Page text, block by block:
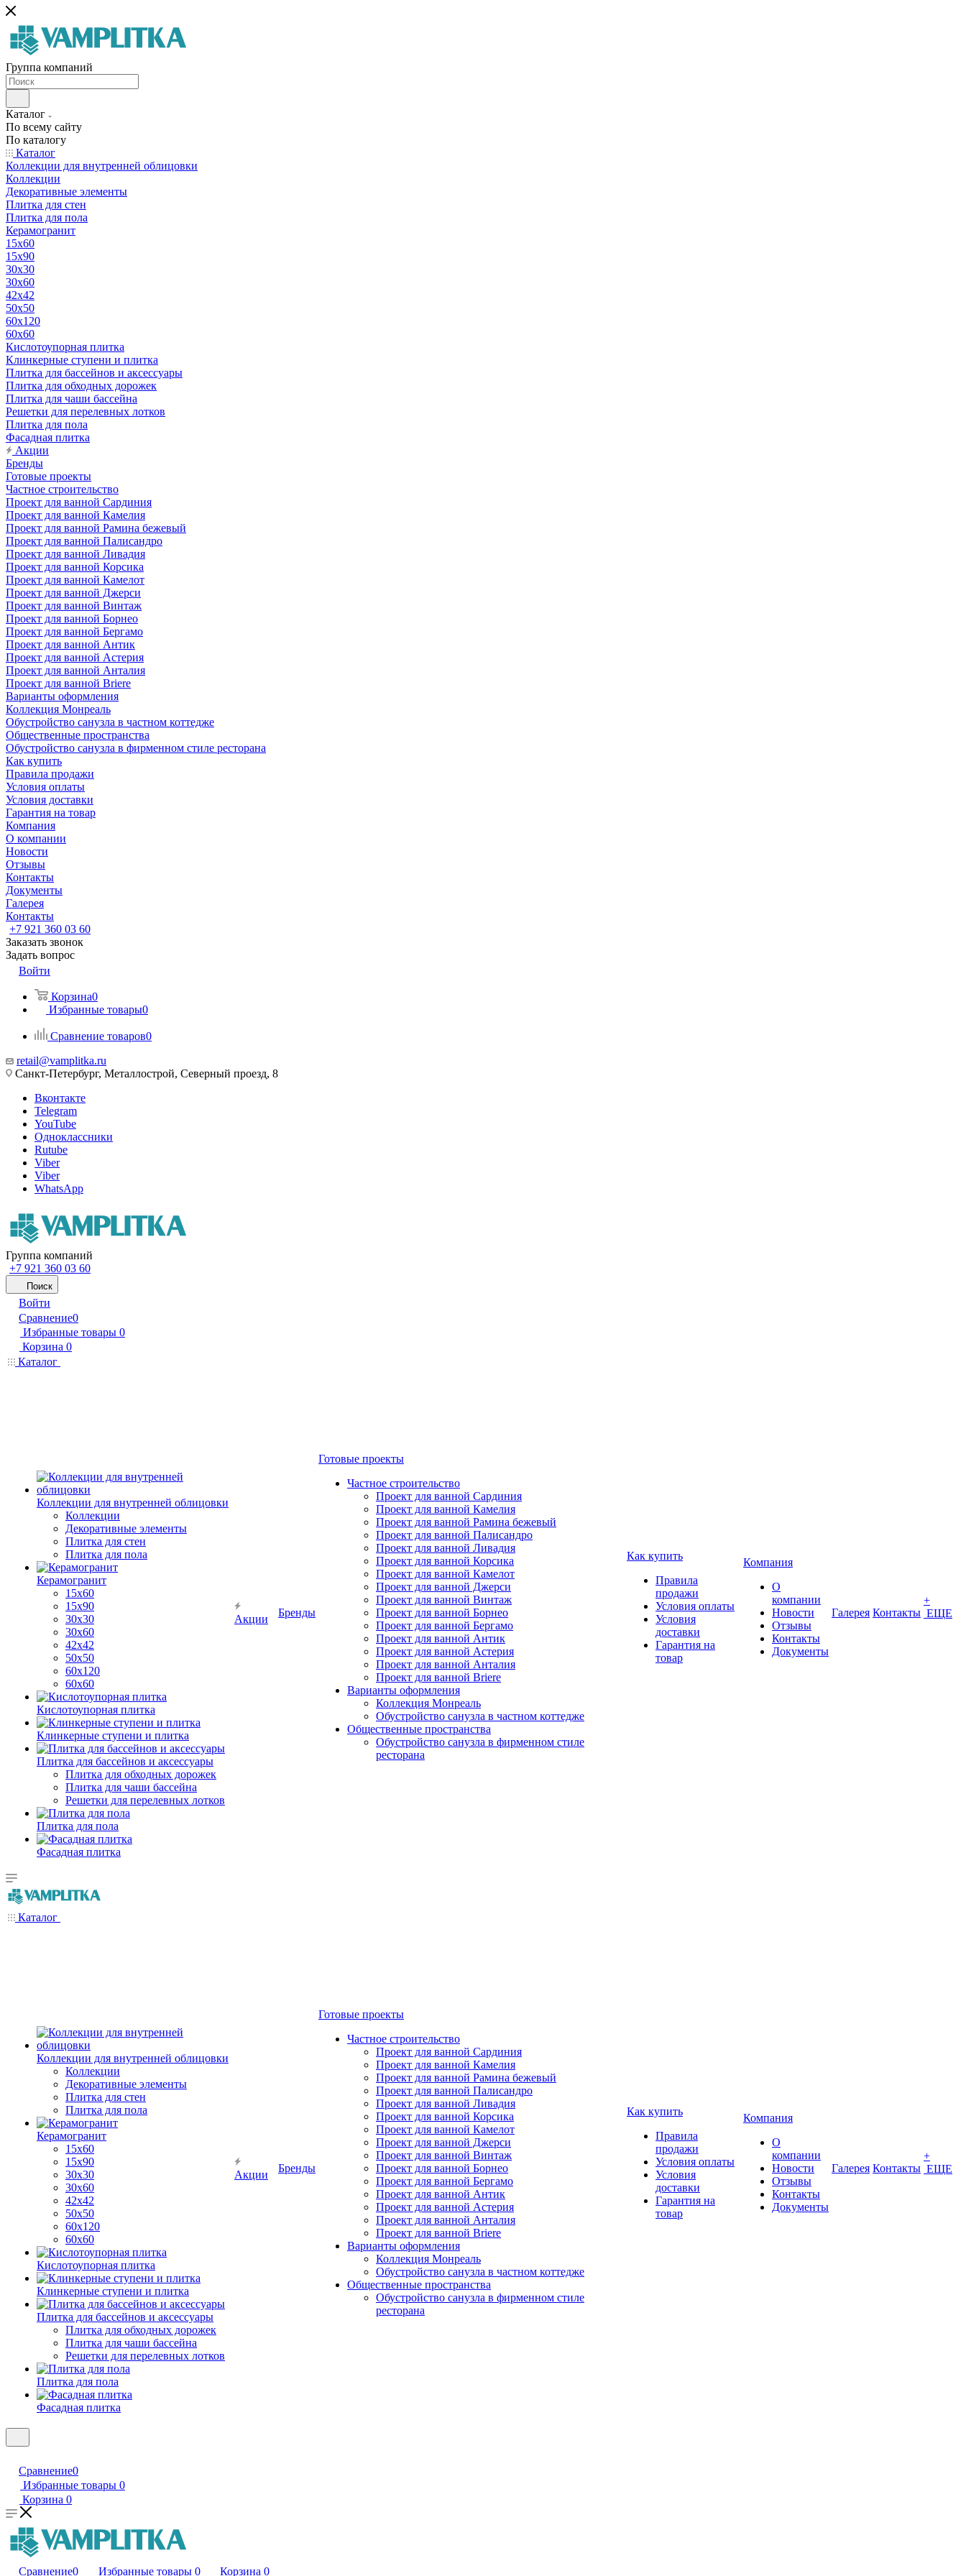
Группа компаний
Каталог
По всему сайту
По каталогу
Каталог
Коллекции для внутренней облицовки
Коллекции
Декоративные элементы
Плитка для стен
Плитка для пола
Керамогранит
15х60
15x90
30х30
30х60
42х42
50х50
60х120
60х60
Кислотоупорная плитка
Клинкерные ступени и плитка
Плитка для бассейнов и аксессуары
Плитка для обходных дорожек
Плитка для чаши бассейна
Решетки для перелевных лотков
Плитка для пола
Фасадная плитка
Акции
Бренды
Готовые проекты
Частное строительство
Проект для ванной Сардиния
Проект для ванной Камелия
Проект для ванной Рамина бежевый
Проект для ванной Палисандро
Проект для ванной Ливадия
Проект для ванной Корсика
Проект для ванной Камелот
Проект для ванной Джерси
Проект для ванной Винтаж
Проект для ванной Борнео
Проект для ванной Бергамо
Проект для ванной Антик
Проект для ванной Астерия
Проект для ванной Анталия
Проект для ванной Briere
Варианты оформления
Коллекция Монреаль
Обустройство санузла в частном коттедже
Общественные пространства
Обустройство санузла в фирменном стиле ресторана
Как купить
Правила продажи
Условия оплаты
Условия доставки
Гарантия на товар
Компания
О компании
Новости
Отзывы
Контакты
Документы
Галерея
Контакты
+7 921 360 03 60
Заказать звонок
Задать вопрос
Войти
Корзина0
Избранные товары0
Сравнение товаров0
retail@vamplitka.ru
Санкт-Петербург, Металлострой, Северный проезд, 8
Вконтакте
Telegram
YouTube
Одноклассники
Rutube
Viber
Viber
WhatsApp
Группа компаний
+7 921 360 03 60
Поиск
Войти
Сравнение0
Избранные товары 0
Корзина 0
Каталог
Коллекции для внутренней облицовки
Коллекции
Декоративные элементы
Плитка для стен
Плитка для пола
Керамогранит
15х60
15x90
30х30
30х60
42х42
50х50
60х120
60х60
Кислотоупорная плитка
Клинкерные ступени и плитка
Плитка для бассейнов и аксессуары
Плитка для обходных дорожек
Плитка для чаши бассейна
Решетки для перелевных лотков
Плитка для пола
Фасадная плитка
Акции
Бренды
Готовые проекты
Частное строительство
Проект для ванной Сардиния
Проект для ванной Камелия
Проект для ванной Рамина бежевый
Проект для ванной Палисандро
Проект для ванной Ливадия
Проект для ванной Корсика
Проект для ванной Камелот
Проект для ванной Джерси
Проект для ванной Винтаж
Проект для ванной Борнео
Проект для ванной Бергамо
Проект для ванной Антик
Проект для ванной Астерия
Проект для ванной Анталия
Проект для ванной Briere
Варианты оформления
Коллекция Монреаль
Обустройство санузла в частном коттедже
Общественные пространства
Обустройство санузла в фирменном стиле
ресторана
Как купить
Правила
продажи
Условия оплаты
Условия
доставки
Гарантия на
товар
Компания
О
компании
Новости
Отзывы
Контакты
Документы
Галерея Контакты
+
ЕЩЕ
Каталог
Коллекции для внутренней облицовки
Коллекции
Декоративные элементы
Плитка для стен
Плитка для пола
Керамогранит
15х60
15x90
30х30
30х60
42х42
50х50
60х120
60х60
Кислотоупорная плитка
Клинкерные ступени и плитка
Плитка для бассейнов и аксессуары
Плитка для обходных дорожек
Плитка для чаши бассейна
Решетки для перелевных лотков
Плитка для пола
Фасадная плитка
Акции
Бренды
Готовые проекты
Частное строительство
Проект для ванной Сардиния
Проект для ванной Камелия
Проект для ванной Рамина бежевый
Проект для ванной Палисандро
Проект для ванной Ливадия
Проект для ванной Корсика
Проект для ванной Камелот
Проект для ванной Джерси
Проект для ванной Винтаж
Проект для ванной Борнео
Проект для ванной Бергамо
Проект для ванной Антик
Проект для ванной Астерия
Проект для ванной Анталия
Проект для ванной Briere
Варианты оформления
Коллекция Монреаль
Обустройство санузла в частном коттедже
Общественные пространства
Обустройство санузла в фирменном стиле
ресторана
Как купить
Правила
продажи
Условия оплаты
Условия
доставки
Гарантия на
товар
Компания
О
компании
Новости
Отзывы
Контакты
Документы
Галерея Контакты
+
ЕЩЕ
Сравнение0
Избранные товары 0
Корзина 0
Сравнение0 Избранные товары 0 Корзина 0